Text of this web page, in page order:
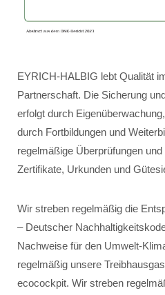
EYRICH-HALBIG lebt Qualität
Partnerschaft. Die Sicherung
erfolgt durch
durch Fortbildungen und
regelmäßige Überprüfungen
Zertifikate, Urkunden und
Wir streben regelmäßig die
– Deutscher
Nachweise für den Umwelt-
regelmäßig unsere
ecocockpit. Wir streben